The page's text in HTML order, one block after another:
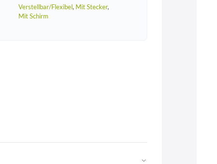
Verstellbar/Flexibel, Mit Stecker,
Mit Schirm